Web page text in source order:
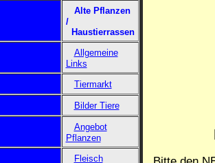
Alte Pflanzen
/
Haustierrassen
Allgemeine
Links
Tiermarkt
Bilder Tiere
Angebot
Pflanzen
Fleisch